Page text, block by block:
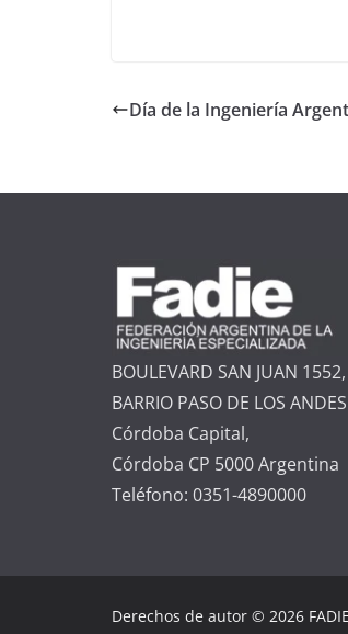
Día de la Ingeniería
BOULEVARD SAN JUAN 1552,
BARRIO PASO DE LOS ANDES
Córdoba Capital,
Córdoba CP 5000 Argentina
Teléfono: 0351-4890000
Derechos de autor © 2026